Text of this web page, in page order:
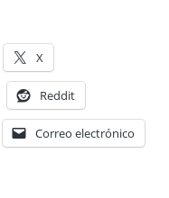
X
Reddit
Correo electrónico